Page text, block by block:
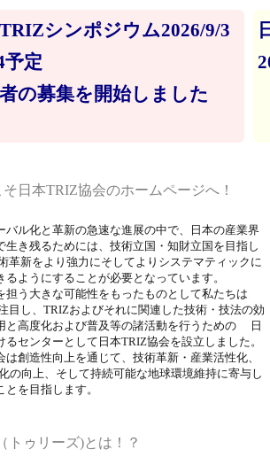
シンポジウム2026/9/3
予定
の募集を開始しました
そ日本TRIZ協会のホームページへ！
ル化と革新の急速な進展の中で、日本の産業界
生き残るためには、技術立国・知財立国を目指し
革新をより強力にそしてよりシステマティックに
るようにすることが必要となっています。
う大きな可能性をもったものとして私たちは
目し、TRIZおよびそれに関連した技術・技法の効
と高度化および普及等の諸活動を行うための 日
るセンターとして日本TRIZ協会を設立しました。
創造性向上を通じて、技術革新・産業活性化、
の向上、そして持続可能な地球環境維持に寄与し
とを目指します。
トゥリーズ)とは！？